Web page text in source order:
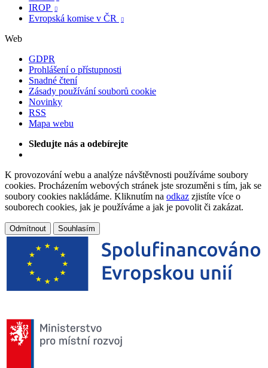
IROP 
Evropská komise v ČR 
Web
GDPR
Prohlášení o přístupnosti
Snadné čtení
Zásady používání souborů cookie
Novinky
RSS
Mapa webu
Sledujte nás a odebírejte
K provozování webu a analýze návštěvnosti používáme soubory
cookies. Procházením webových stránek jste srozuměni s tím, jak se
soubory cookies nakládáme. Kliknutím na odkaz zjistíte více o
souborech cookies, jak je používáme a jak je povolit či zakázat.
Odmítnout Souhlasím